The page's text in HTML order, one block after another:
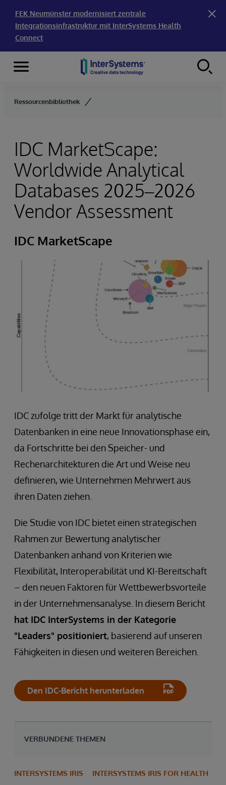
FEK Neumünster modernisiert zentrale
Integrationsinfrastruktur mit InterSystems Health
Connect
Skip to content
Menu
Ressourcenbibliothek
IDC MarketScape:
Worldwide Analytical
Databases 2025–2026
Vendor Assessment
IDC MarketScape
IDC zufolge tritt der Markt für analytische
Datenbanken in eine neue Innovationsphase ein,
da Fortschritte bei den Speicher- und
Rechenarchitekturen die Art und Weise neu
definieren, wie Unternehmen Mehrwert aus
ihren Daten ziehen.
Die Studie von IDC bietet einen strategischen
Rahmen zur Bewertung analytischer
Datenbanken anhand von Kriterien wie
Flexibilität, Interoperabilität und KI-Bereitschaft
– den neuen Faktoren für Wettbewerbsvorteile
in der Unternehmensanalyse. In diesem Bericht
hat IDC InterSystems in der Kategorie
"Leaders" positioniert, basierend auf unseren
Fähigkeiten in diesen und weiteren Bereichen.
Den IDC-Bericht herunterladen
VERBUNDENE THEMEN
INTERSYSTEMS IRIS INTERSYSTEMS IRIS FOR HEALTH